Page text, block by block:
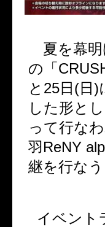
夏を幕明
の「
と 25日(日)
した形と
って行な
羽ReNY
継を行なう
イベント